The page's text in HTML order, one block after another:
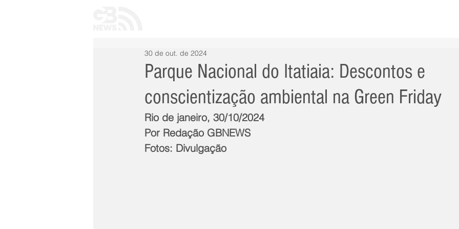
Parque Nacional do Itatiaia: Descontos e
conscientização ambiental na Green Friday
30 de out. de 2024
Rio de janeiro, 30/10/2024
Por Redação GBNEWS
Fotos: Divulgação